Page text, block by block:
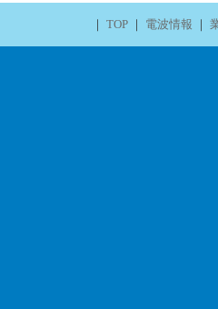
｜ TOP｜ 電波情報 ｜